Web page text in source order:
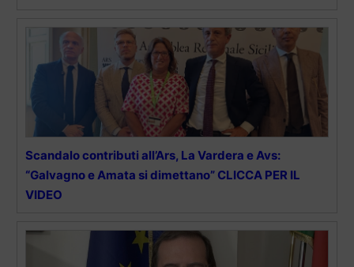
Scandalo contributi all’Ars, La Vardera e Avs:
“Galvagno e Amata si dimettano” CLICCA PER IL
VIDEO